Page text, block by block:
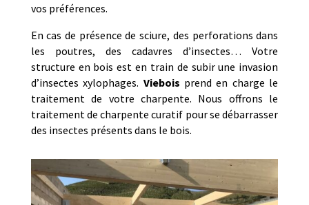
vos préférences.
En cas de présence de sciure, des perforations dans
les poutres, des cadavres d’insectes… Votre
structure en bois est en train de subir une invasion
d’insectes xylophages. Viebois prend en charge le
traitement de votre charpente. Nous offrons le
traitement de charpente curatif pour se débarrasser
des insectes présents dans le bois.